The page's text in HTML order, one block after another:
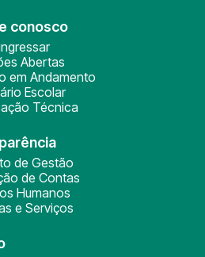
conosco
Abertas
em Andamento
Escolar
Técnica
de Gestão
de Contas
Humanos
e Serviços